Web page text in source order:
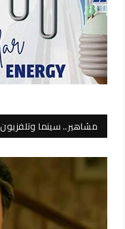
مشاهير.. سينما وتلفزيون